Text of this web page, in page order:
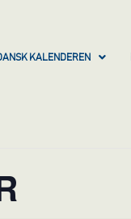
KALENDEREN